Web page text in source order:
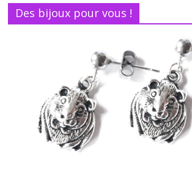
Des bijoux pour vous !